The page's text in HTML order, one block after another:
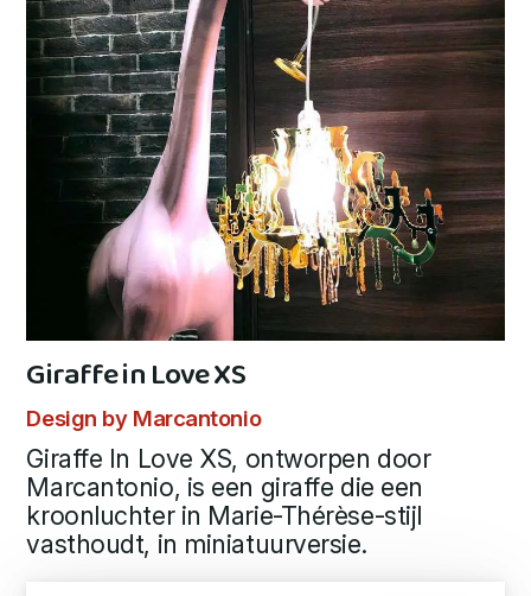
Giraffe in Love XS
Design by Marcantonio
Giraffe In Love XS, ontworpen door
Marcantonio, is een giraffe die een
kroonluchter in Marie-Thérèse-stijl
vasthoudt, in miniatuurversie.